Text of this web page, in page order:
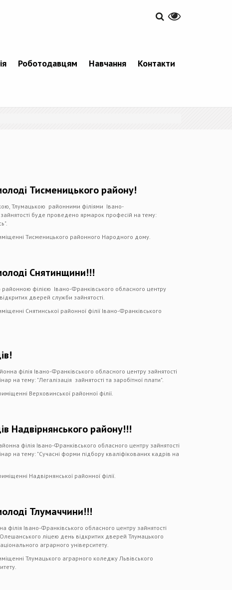
Роботодавцям Навчання Контакти
Тисменицького району!
Тлумацькою районними філіями Івано-
буде проведено ярмарок професій на тему:
Тисменицького районного Народного дому.
Снятинщини!!!
філією Івано-Франківського обласного центру
дверей служби зайнятості.
Снятинської районної філії Івано-Франківського
філія Івано-Франківського обласного центру зайнятості
на тему: "Легалізація зайнятості та заробітної плати".
Верховинської районної філії.
Надвірнянського району!!!
філія Івано-Франківського обласного центру зайнятості
на тему: "Сучасні форми підбору кваліфікованих кадрів на
Надвірнянської районної філії.
Тлумаччини!!!
філія Івано-Франківського обласного центру зайнятості
ліцею день відкритих дверей Тлумацького
аграрного університету.
Тлумацького аграрного коледжу Львівського